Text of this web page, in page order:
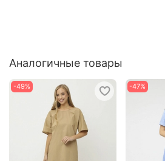
Аналогичные товары
-49% -47%